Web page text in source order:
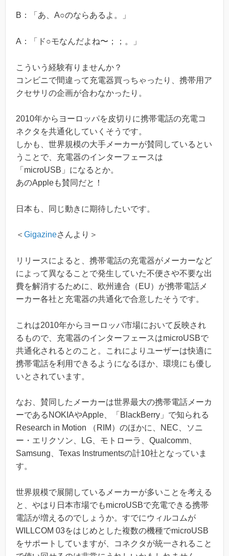
B：「あ、A○のならあるよ。」
A：「ド○モなんだよね〜；；。」
こういう経験有りませんか？
コンビニで間違って充電器買っちゃったり、携帯用ア
クセサリの企画が合わなかったり。
2010年からヨーロッパを皮切りに携帯電話の充電コ
ネクタを共通化していくそうです。
しかも、世界規模の大手メーカーが賛同しているとい
うことで、充電器のインターフェースは
「microUSB」になるとか。
あのAppleも賛同だと！
日本も、同じ動きに期待したいです。
＜ Gigazineさんより＞
リリースによると、携帯電話の充電器がメーカーなど
によって異なることで発生していた不便さや不要な出
費を解消するために、欧州連合（EU）が携帯電話メ
ーカー各社と充電器の共通化で合意したそうです。
これは2010年からヨーロッパ市場において反映され
るもので、充電器のインターフェースはmicroUSBで
共通化されるとのこと。これによりユーザーは快適に
携帯電話を利用できるようになるほか、環境にも優し
いとされています。
なお、賛同したメーカーは世界最大の携帯電話メーカ
ーであるNOKIAやApple、「BlackBerry」で知られる
Research in Motion （RIM）のほかに、NEC、ソニ
ー・エリクソン、LG、モトローラ、Qualcomm、
Samsung、Texas Instrumentsの計10社となっていま
す。
世界規模で展開しているメーカーが多いことを考える
と、やはり日本市場でもmicroUSBで充電できる携帯
電話が増えるのでしょうか。すでにウィルコムが
WILLCOM 03をはじめとした複数の機種でmicroUSB
をサポートしていますが、コネクタが統一されること